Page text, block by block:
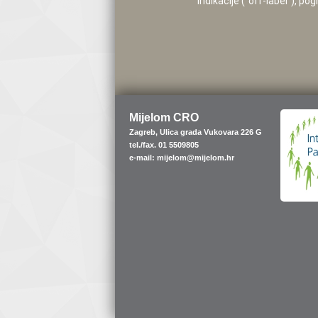
Mijelom CRO
Zagreb, Ulica grada Vukovara 226 G
tel./fax. 01 5509805
e-mail: mijelom@mijelom.hr